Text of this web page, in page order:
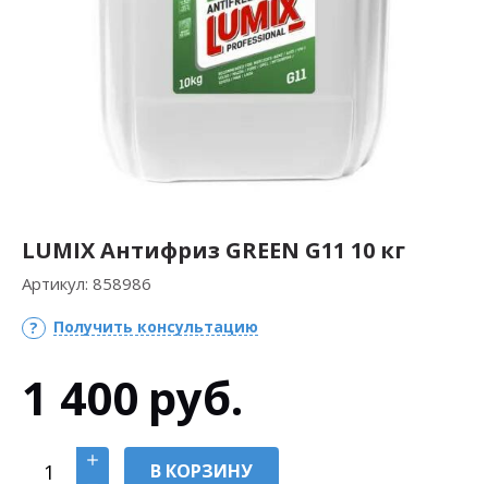
LUMIX Антифриз GREEN G11 10 кг
Артикул: 858986
Получить консультацию
1 400 руб.
В КОРЗИНУ